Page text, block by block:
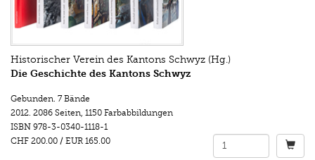
Historischer Verein des Kantons Schwyz (Hg.)
Die Geschichte des Kantons Schwyz
Gebunden. 7 Bände
2012. 2086 Seiten 1150 Farbabbildungen
ISBN 978-3-0340-1118-1
CHF 200.00 / EUR 165.00